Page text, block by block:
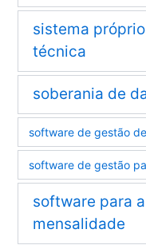
sistema
técnica
soberania de
software de gestão
software de gestão
software para
mensalidade